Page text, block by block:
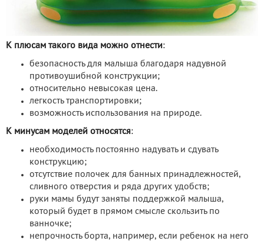
К плюсам такого вида можно отнести:
безопасность для малыша благодаря надувной
противоушибной конструкции;
относительно невысокая цена.
легкость транспортировки;
возможность использования на природе.
К минусам моделей относятся:
необходимость постоянно надувать и сдувать
конструкцию;
отсутствие полочек для банных принадлежностей,
сливного отверстия и ряда других удобств;
руки мамы будут заняты поддержкой малыша,
который будет в прямом смысле скользить по
ванночке;
непрочность борта, например, если ребенок на него